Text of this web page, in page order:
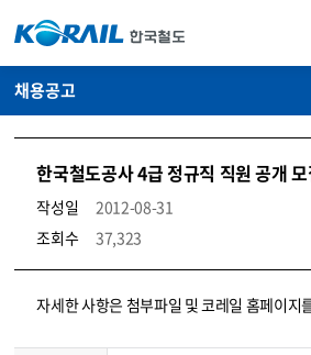
채용공고
한국철도공사 4급 정규직 직원 공개 모
작성일
2012-08-31
조회수
37,323
코레일소개_경영공시_채용공고 상세보기 – 내용, 파일, 담당자 연락처로 구성
자세한 사항은 첨부파일 및 코레일 홈페이지